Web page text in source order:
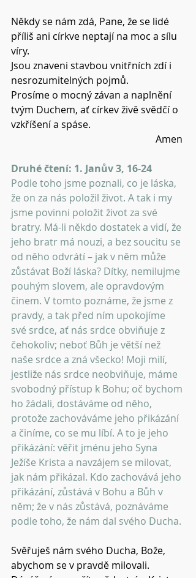
Někdy se nám zdá, Pane, že se lidé
příliš ani církve neptají na moc a sílu
víry.
Jsou znaveni stavbou vnitřních zdí i
nesrozumitelných pojmů.
Prosíme o mocný závan a naplnění
tvým Duchem, ať církev živě svědčí o
vzkříšení a spáse.
Amen
Druhé čtení: 1. Janův 3, 16-24
Podle toho jsme poznali, co je láska,
že on za nás položil život. A tak i my
jsme povinni položit život za své
bratry. Má-li někdo dostatek a vidí, že
jeho bratr má nouzi, a bez soucitu se
od něho odvrátí – jak v něm může
zůstávat Boží láska? Dítky, nemilujme
pouhým slovem, ale opravdovým
činem. V tomto poznáme, že jsme z
pravdy, a tak před ním upokojíme
své srdce, ať nás srdce obviňuje z
čehokoliv; neboť Bůh je větší než
naše srdce a zná všecko! Moji milí,
jestliže nás srdce neobviňuje, máme
svobodný přístup k Bohu; oč bychom
ho žádali, dostáváme od něho,
protože zachováváme jeho přikázání
a činíme, co se mu líbí. A to je jeho
přikázání: věřit jménu jeho Syna
Ježíše Krista a navzájem se milovat,
jak nám přikázal. Kdo zachovává jeho
přikázání, zůstává v Bohu a Bůh v
něm; že v nás zůstává, poznáváme
podle toho, že nám dal svého Ducha.
Svěřuješ nám svého Ducha, Bože,
abychom se v pravdě milovali.